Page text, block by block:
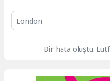
Bir hata oluştu.